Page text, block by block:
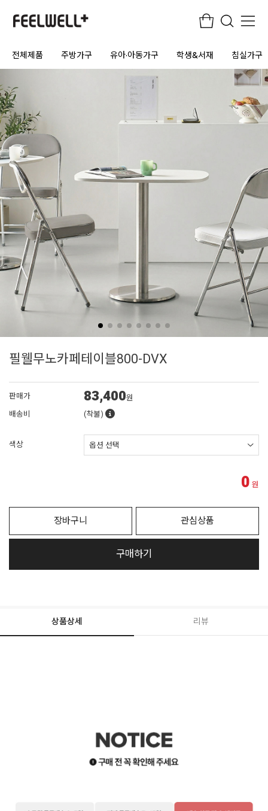
전체제품 주방가구 유아·아동가구 학생&서재 침실가구
필웰무노카페테이블800-DVX
판매가 83,400원
배송비
(착불)
색상
0 원
장바구니 관심상품
구매하기
상품상세 리뷰